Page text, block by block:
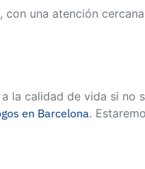
una atención
la calidad de vida si no
en Barcelona.